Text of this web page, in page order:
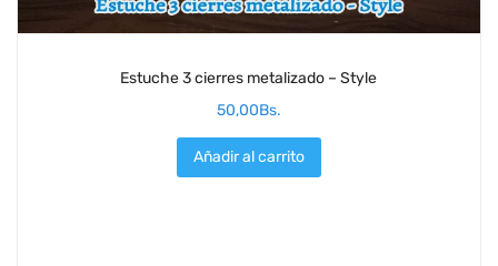
Estuche 3 cierres metalizado – Style
50,00Bs.
Añadir al carrito